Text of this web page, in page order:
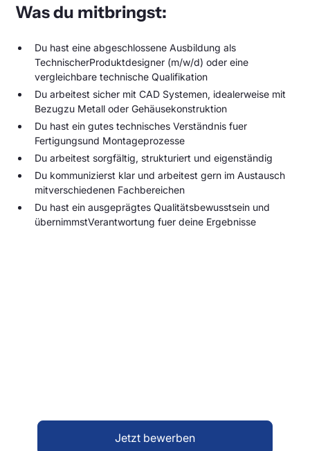
Was du mitbringst:
Du hast eine abgeschlossene Ausbildung als
TechnischerProduktdesigner (m/w/d) oder eine
vergleichbare technische Qualifikation
Du arbeitest sicher mit CAD Systemen, idealerweise mit
Bezugzu Metall oder Gehäusekonstruktion
Du hast ein gutes technisches Verständnis fuer
Fertigungsund Montageprozesse
Du arbeitest sorgfältig, strukturiert und eigenständig
Du kommunizierst klar und arbeitest gern im Austausch
mitverschiedenen Fachbereichen
Du hast ein ausgeprägtes Qualitätsbewusstsein und
übernimmstVerantwortung fuer deine Ergebnisse
Jetzt bewerben